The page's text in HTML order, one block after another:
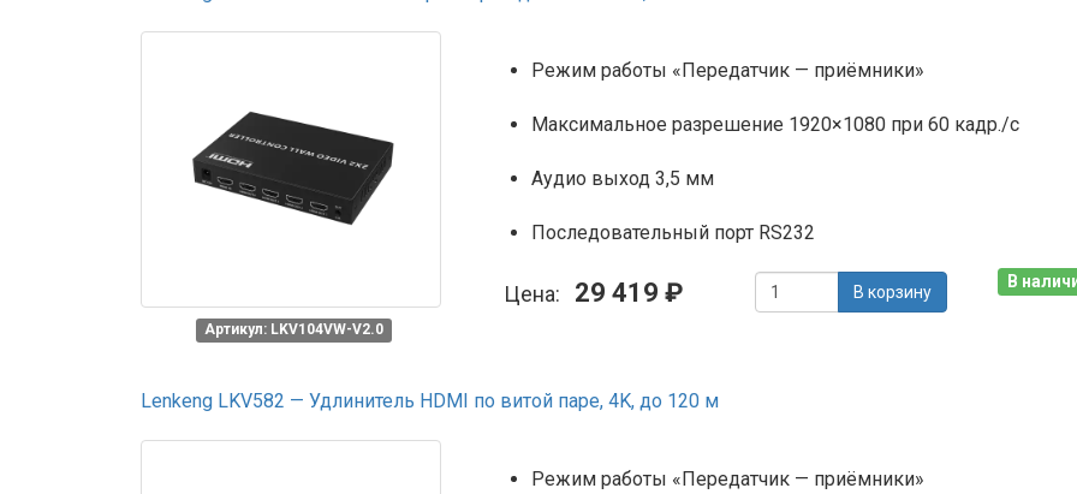
Артикул: LKV104VW-V2.0
Режим работы «Передатчик — приёмники»
Максимальное разрешение 1920×1080 при 60 кадр./с
Аудио выход 3,5 мм
Последовательный порт RS232
Цена: 29 419 ₽ В корзину
В
Lenkeng LKV582 — Удлинитель HDMI по витой паре, 4K, до 120 м
Режим работы «Передатчик — приёмники»